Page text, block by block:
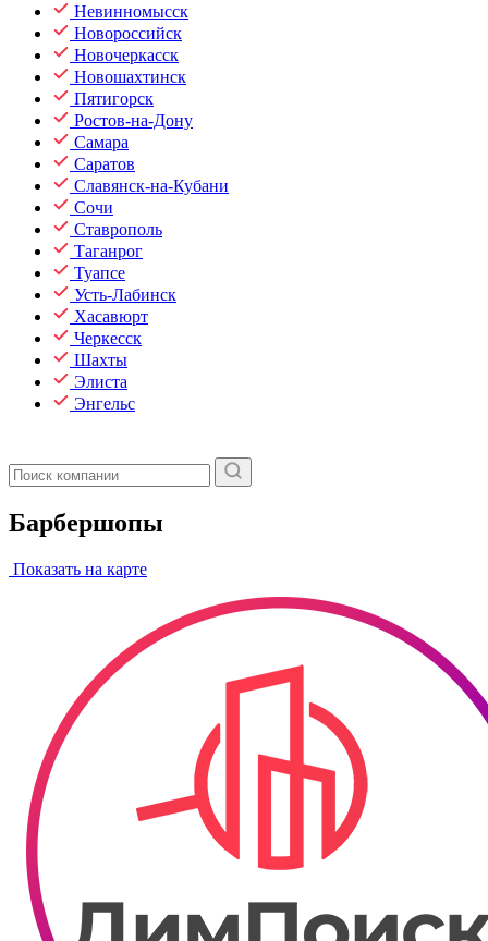
Невинномысск
Новороссийск
Новочеркасск
Новошахтинск
Пятигорск
Ростов-на-Дону
Самара
Саратов
Славянск-на-Кубани
Сочи
Ставрополь
Таганрог
Туапсе
Усть-Лабинск
Хасавюрт
Черкесск
Шахты
Элиста
Энгельс
Барбершопы
Показать на карте